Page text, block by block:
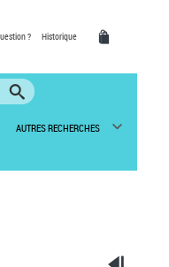
? Historique
AUTRES RECHERCHES